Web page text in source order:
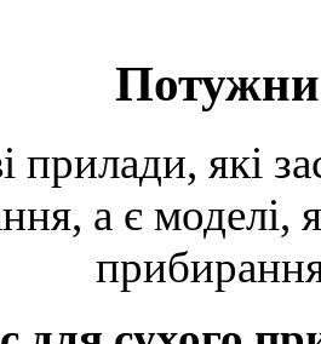
прилади, які
а є моделі,